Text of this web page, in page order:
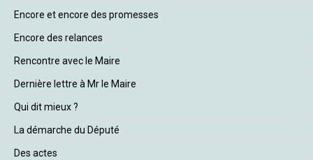
Encore et encore des promesses
Encore des relances
Rencontre avec le Maire
Dernière lettre à Mr le Maire
Qui dit mieux ?
La démarche du Député
Des actes